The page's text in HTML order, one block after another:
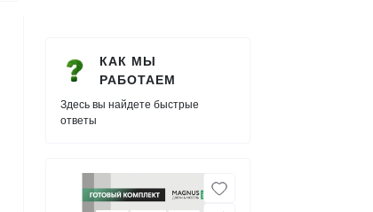
КАК МЫ
РАБОТАЕМ
Здесь вы найдете быстрые
ответы